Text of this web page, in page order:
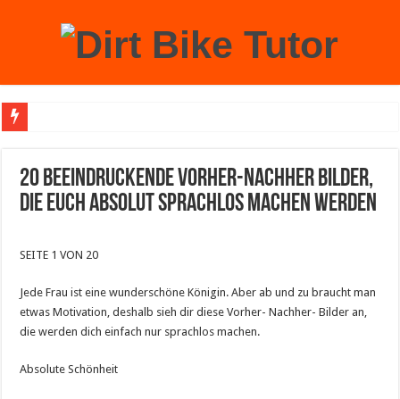
20 Beeindruckende Vorher-Nachher Bilder,
die euch absolut sprachlos machen werden
SEITE 1 VON 20
Jede Frau ist eine wunderschöne Königin. Aber ab und zu braucht man
etwas Motivation, deshalb sieh dir diese Vorher- Nachher- Bilder an,
die werden dich einfach nur sprachlos machen.
Absolute Schönheit